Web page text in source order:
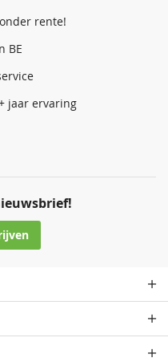
Zeeblauw
68,50
rente!
BE
jaar ervaring